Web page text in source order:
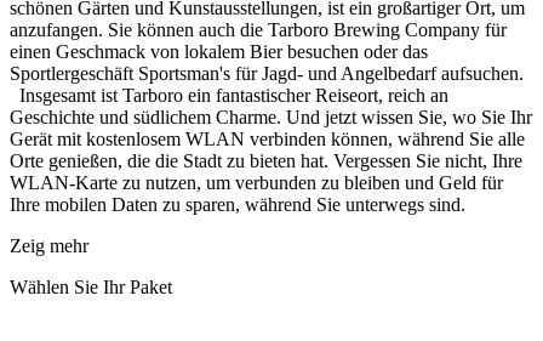
schönen Gärten und Kunstausstellungen, ist ein großartiger Ort, um
anzufangen. Sie können auch die Tarboro Brewing Company für
einen Geschmack von lokalem Bier besuchen oder das
Sportlergeschäft Sportsman's für Jagd- und Angelbedarf aufsuchen.
Insgesamt ist Tarboro ein fantastischer Reiseort, reich an
Geschichte und südlichem Charme. Und jetzt wissen Sie, wo Sie Ihr
Gerät mit kostenlosem WLAN verbinden können, während Sie alle
Orte genießen, die die Stadt zu bieten hat. Vergessen Sie nicht, Ihre
WLAN-Karte zu nutzen, um verbunden zu bleiben und Geld für
Ihre mobilen Daten zu sparen, während Sie unterwegs sind.
Zeig mehr
Wählen Sie Ihr Paket